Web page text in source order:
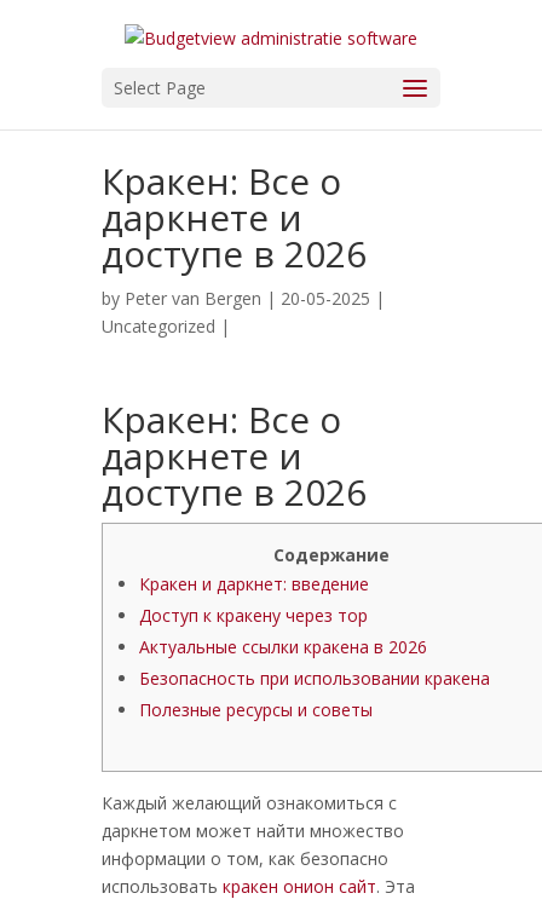
Select Page
Кракен: Все о
даркнете и
доступе в 2026
by Peter van Bergen | 20-05-2025 |
Uncategorized |
Кракен: Все о
даркнете и
доступе в 2026
Содержание
Кракен и даркнет: введение
Доступ к кракену через тор
Актуальные ссылки кракена в 2026
Безопасность при использовании кракена
Полезные ресурсы и советы
Каждый желающий ознакомиться с
даркнетом может найти множество
информации о том, как безопасно
использовать кракен онион сайт. Эта